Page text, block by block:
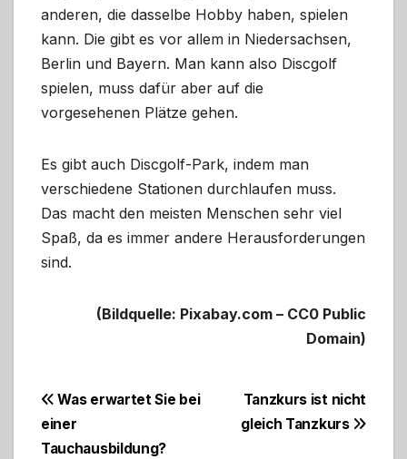
anderen, die dasselbe Hobby haben, spielen
kann. Die gibt es vor allem in Niedersachsen,
Berlin und Bayern. Man kann also Discgolf
spielen, muss dafür aber auf die
vorgesehenen Plätze gehen.
Es gibt auch Discgolf-Park, indem man
verschiedene Stationen durchlaufen muss.
Das macht den meisten Menschen sehr viel
Spaß, da es immer andere Herausforderungen
sind.
(Bildquelle: Pixabay.com – CC0 Public
Domain)
BeitragsnavigationTanzkurs ist nicht
gleich Tanzkurs
Was erwartet Sie bei
einer
Tauchausbildung?